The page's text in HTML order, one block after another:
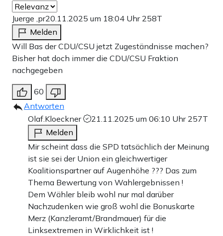
Juerge ,pr20.11.2025 um 18:04 Uhr 258T
Melden
Will Bas der CDU/CSU jetzt Zugeständnisse machen?
Bisher hat doch immer die CDU/CSU Fraktion
nachgegeben
60
Antworten
Olaf.Kloeckner
21.11.2025 um 06:10 Uhr 257T
Melden
Mir scheint dass die SPD tatsächlich der Meinung
ist sie sei der Union ein gleichwertiger
Koalitionspartner auf Augenhöhe ??? Das zum
Thema Bewertung von Wahlergebnissen !
Dem Wähler bleib wohl nur mal darüber
Nachzudenken wie groß wohl die Bonuskarte
Merz (Kanzleramt/Brandmauer) für die
Linksextremen in Wirklichkeit ist !